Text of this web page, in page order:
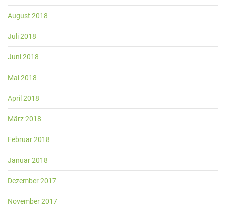
August 2018
Juli 2018
Juni 2018
Mai 2018
April 2018
März 2018
Februar 2018
Januar 2018
Dezember 2017
November 2017